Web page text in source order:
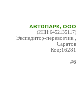
АВТОПАРК, ООО
(ИНН:6452135117)
Экспедитор-перевозчик ,
Саратов
Код:16281
#6